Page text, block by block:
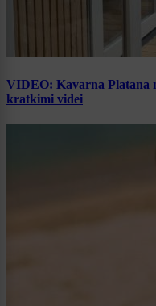
VIDEO: Kavarna Platana
kratkimi videi